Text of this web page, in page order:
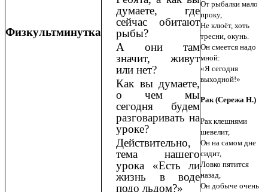
Физкультминутка
думаете, где
сейчас обитают
рыбы?
А они там
значит, живут
или нет?
Как вы думаете,
о чем мы
сегодня будем
разговаривать на
уроке?
Действительно,
тема нашего
урока «Есть ли
жизнь в воде
подо льдом?»
От рыбалки мало
проку,
Не клюёт, хоть
тресни, окунь.
Он смеется надо
мной:
«Я сегодня
выходной!»
Рак (Сережа Н.)
Рак клешнями
шевелит,
Он на самом дне
сидит,
Ловко пятится
назад,
Он добыче очень